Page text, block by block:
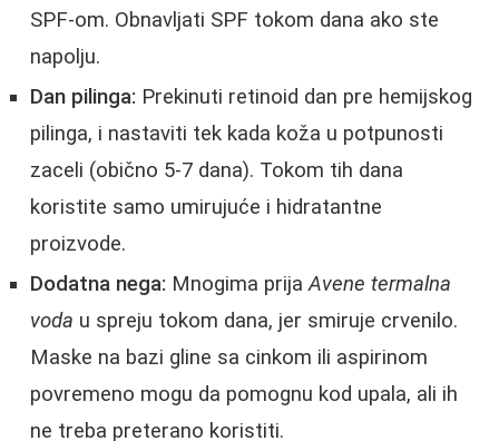
SPF‑om. Obnavljati SPF tokom dana ako ste
napolju.
Dan pilinga: Prekinuti retinoid dan pre hemijskog
pilinga, i nastaviti tek kada koža u potpunosti
zaceli (obično 5-7 dana). Tokom tih dana
koristite samo umirujuće i hidratantne
proizvode.
Dodatna nega: Mnogima prijaAvene termalna
voda u spreju tokom dana, jer smiruje crvenilo.
Maske na bazi gline sa cinkom ili aspirinom
povremeno mogu da pomognu kod upala, ali ih
ne treba preterano koristiti.